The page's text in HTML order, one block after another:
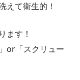
えて衛生的！
ます！
or「スクリュー